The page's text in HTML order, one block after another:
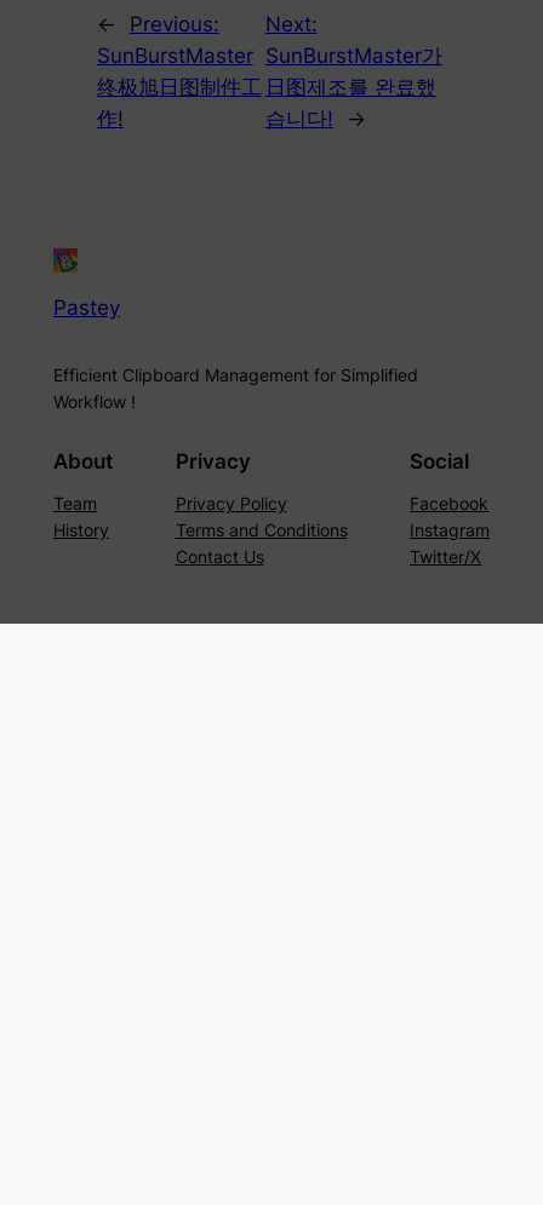
←
Previous:
SunBurstMaster
终极旭日图制件工
作!
Next:
SunBurstMaster가
日图제조를 완료했
습니다!
→
Pastey
Efficient Clipboard Management for Simplified
Workflow !
About
Team
History
Privacy
Privacy Policy
Terms and Conditions
Contact Us
Social
Facebook
Instagram
Twitter/X